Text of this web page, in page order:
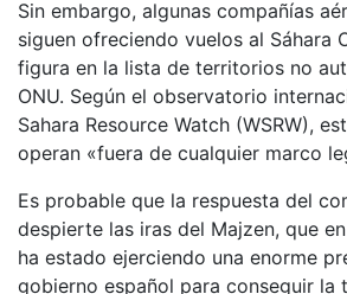
Sin embargo, algunas compañías
siguen ofreciendo vuelos al Sáhara
figura en la lista de territorios no
ONU. Según el observatorio
Sahara Resource Watch (WSRW),
operan «fuera de cualquier marco
Es probable que la respuesta del
despierte las iras del Majzen, que
ha estado ejerciendo una enorme
gobierno español para conseguir la